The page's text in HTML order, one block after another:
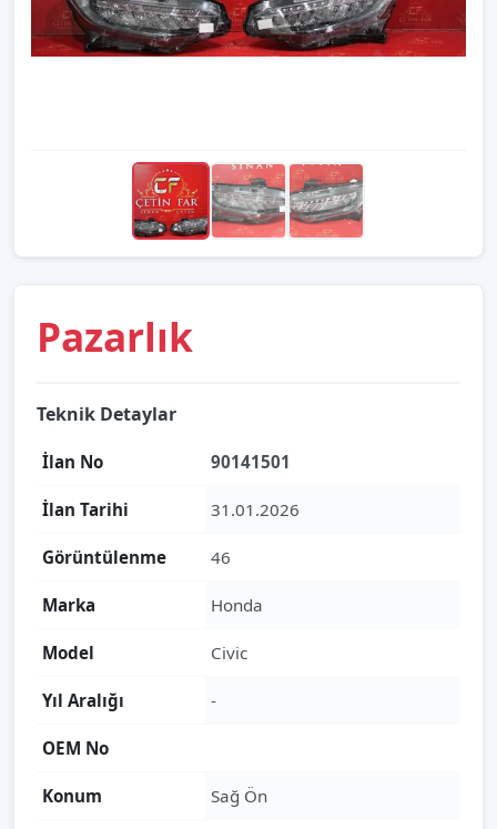
Pazarlık
Teknik Detaylar
İlan No 90141501
İlan Tarihi 31.01.2026
Görüntülenme 46
Marka Honda
Model Civic
Yıl Aralığı -
OEM No
Konum Sağ Ön